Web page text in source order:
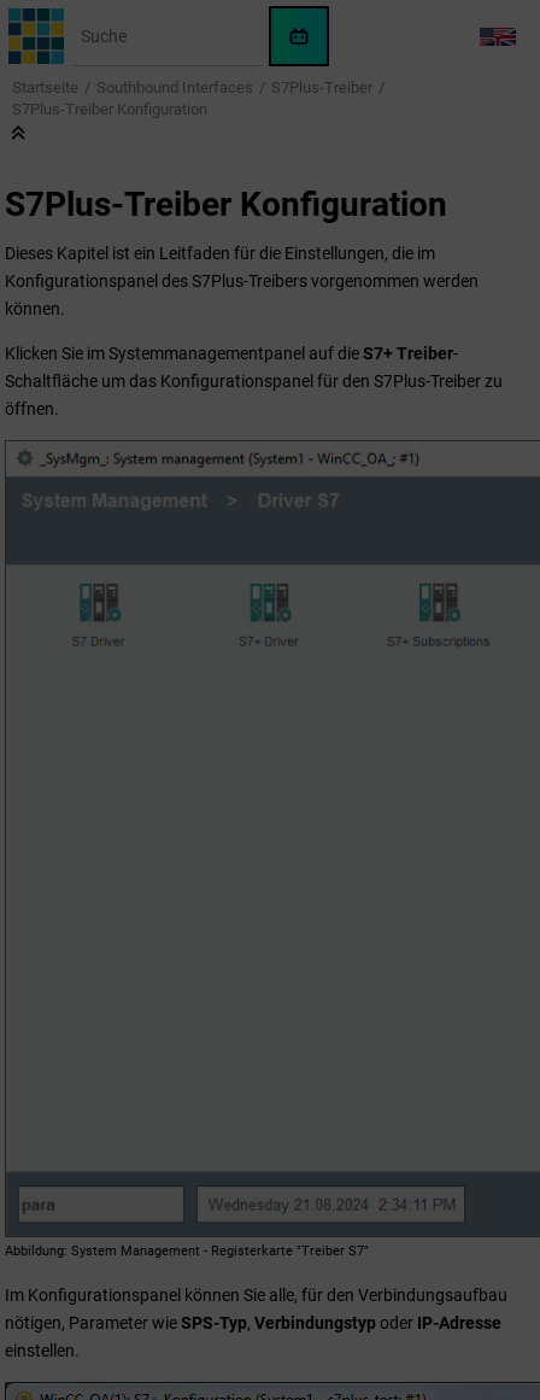
Springe zum Hauptinhalt
WinCC
OA
KI-
LANG
Startseite Southbound Interfaces
S7Plus-Treiber
S7Plus-Treiber Konfiguration
S7Plus-Treiber Konfiguration
Dieses Kapitel ist ein Leitfaden für die Einstellungen, die im
Konfigurationspanel des S7Plus-Treibers vorgenommen werden
können.
Klicken Sie im Systemmanagementpanel auf dieS7+ Treiber-
Schaltfläche um das Konfigurationspanel für den S7Plus-Treiber zu
öffnen.
Abbildung System Management - Registerkarte "Treiber S7"
Im Konfigurationspanel können Sie alle, für den Verbindungsaufbau
nötigen, Parameter wieSPS-Typ, Verbindungstypoder IP-Adresse
einstellen.